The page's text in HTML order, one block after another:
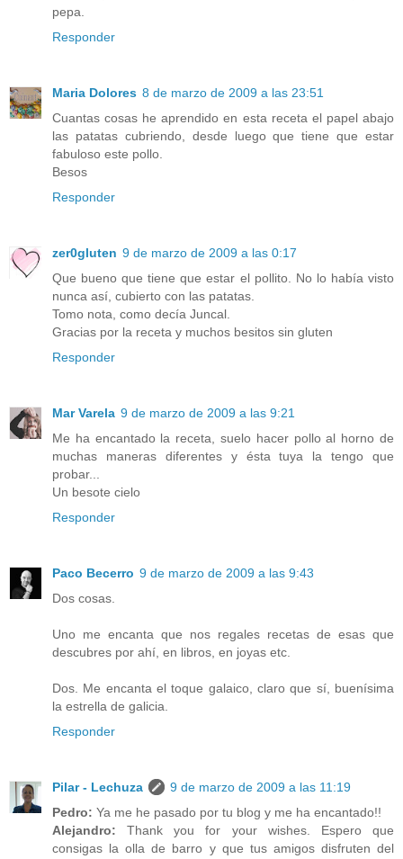
pepa.
Responder
Maria Dolores 8 de marzo de 2009 a las 23:51
Cuantas cosas he aprendido en esta receta el papel abajo
las patatas cubriendo, desde luego que tiene que estar
fabuloso este pollo.
Besos
Responder
zer0gluten 9 de marzo de 2009 a las 0:17
Que bueno que tiene que estar el pollito. No lo había visto
nunca así, cubierto con las patatas.
Tomo nota, como decía Juncal.
Gracias por la receta y muchos besitos sin gluten
Responder
Mar Varela 9 de marzo de 2009 a las 9:21
Me ha encantado la receta, suelo hacer pollo al horno de
muchas maneras diferentes y ésta tuya la tengo que
probar...
Un besote cielo
Responder
Paco Becerro 9 de marzo de 2009 a las 9:43
Dos cosas.
Uno me encanta que nos regales recetas de esas que
descubres por ahí, en libros, en joyas etc.
Dos. Me encanta el toque galaico, claro que sí, buenísima
la estrella de galicia.
Responder
Pilar - Lechuza
9 de marzo de 2009 a las 11:19
Pedro: Ya me he pasado por tu blog y me ha encantado!!
Alejandro: Thank you for your wishes. Espero que
consigas la olla de barro y que tus amigos disfruten del